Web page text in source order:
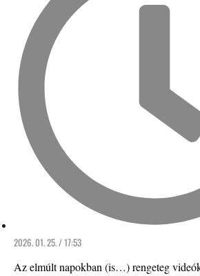
2026. 01. 25. / 17:53
Az elmúlt napokban (is…) rengeteg